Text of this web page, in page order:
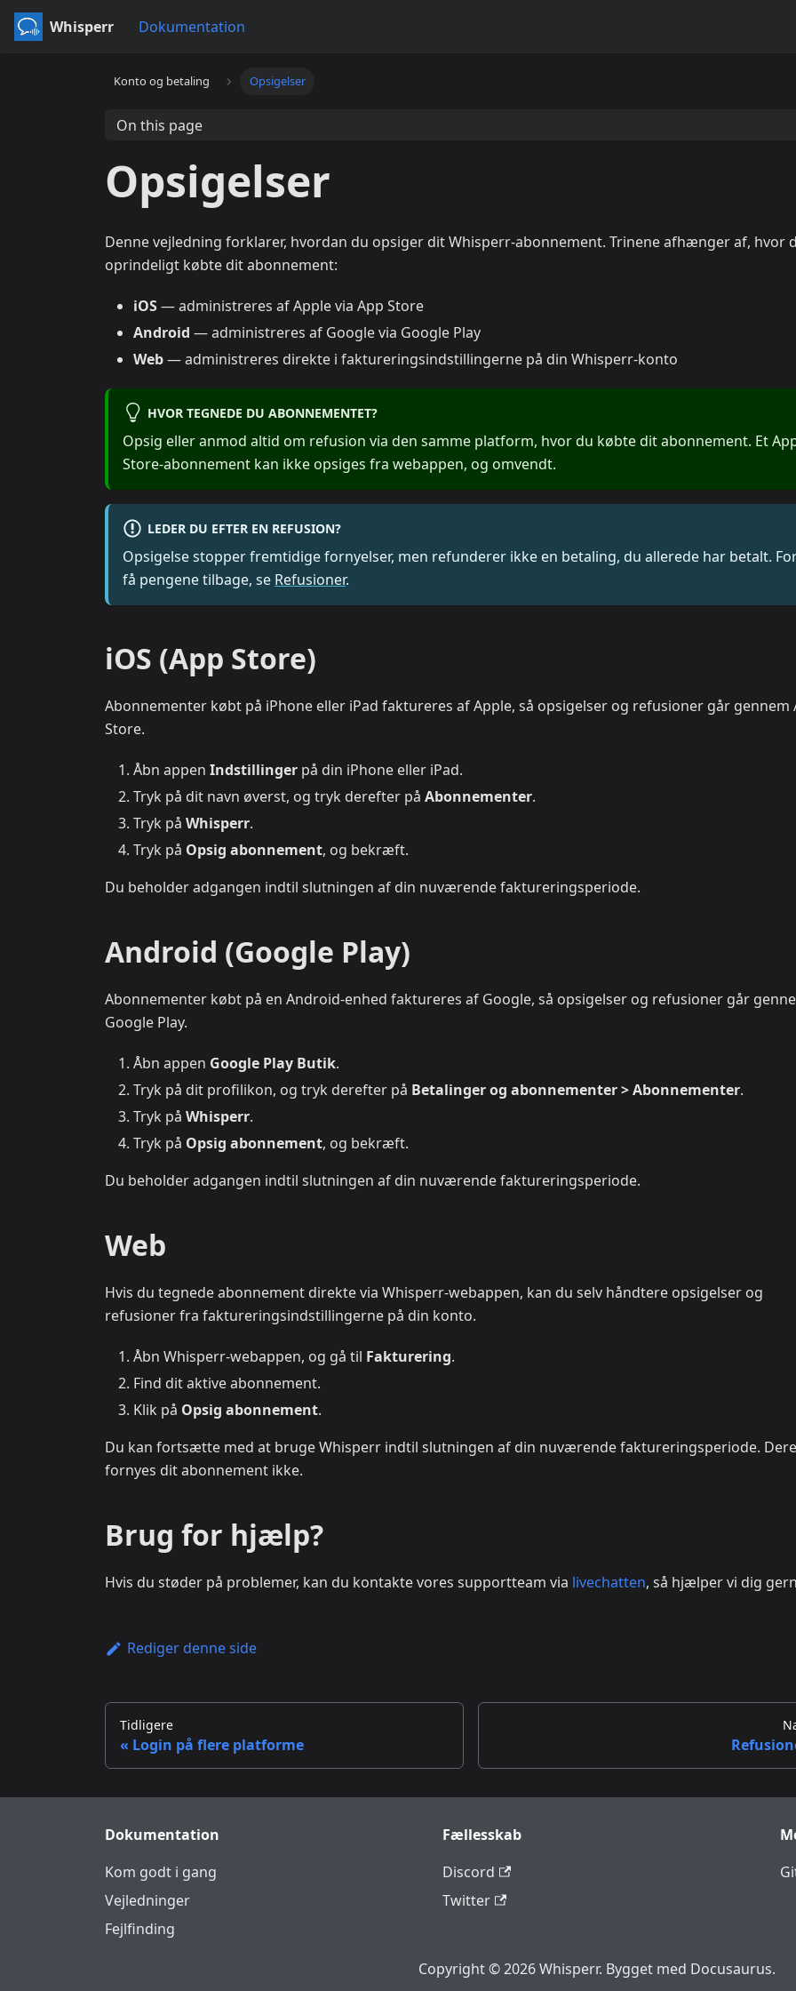
Whisperr Dokumentation
Konto og betaling Opsigelser
On this page
Opsigelser
Denne vejledning forklarer, hvordan du opsiger dit Whisperr-abonnement. Trinene afhænger af, hvor
oprindeligt købte dit abonnement:
iOS— administreres af Apple via App Store
Android — administreres af Google via Google Play
Web— administreres direkte i faktureringsindstillingerne på din Whisperr-konto
HVOR TEGNEDE DU ABONNEMENTET?
Opsig eller anmod altid om refusion via den samme platform, hvor du købte dit abonnement. Et
Store-abonnement kan ikke opsiges fra webappen, og omvendt.
LEDER DU EFTER EN REFUSION?
Opsigelse stopper fremtidige fornyelser, men refunderer ikke en betaling, du allerede har betalt.
få pengene tilbage, se Refusioner.
iOS (App Store)
Abonnementer købt på iPhone eller iPad faktureres af Apple, så opsigelser og refusioner går gennem
Store.
Åbn appen Indstillinger på din iPhone eller iPad.
Tryk på dit navn øverst, og tryk derefter på Abonnementer.
Tryk på Whisperr.
Tryk på Opsig abonnement, og bekræft.
Du beholder adgangen indtil slutningen af din nuværende faktureringsperiode.
Android (Google Play)
Abonnementer købt på en Android-enhed faktureres af Google, så opsigelser og refusioner går
Google Play.
Åbn appen Google Play Butik.
Tryk på dit profilikon, og tryk derefter på Betalinger og abonnementer > Abonnementer.
Tryk på Whisperr.
Tryk på Opsig abonnement, og bekræft.
Du beholder adgangen indtil slutningen af din nuværende faktureringsperiode.
Web
Hvis du tegnede abonnement direkte via Whisperr-webappen, kan du selv håndtere opsigelser og
refusioner fra faktureringsindstillingerne på din konto.
Åbn Whisperr-webappen, og gå til Fakturering.
Find dit aktive abonnement.
Klik på Opsig abonnement.
Du kan fortsætte med at bruge Whisperr indtil slutningen af din nuværende faktureringsperiode.
fornyes dit abonnement ikke.
Brug for hjælp?
Hvis du støder på problemer, kan du kontakte vores supportteam via livechatten, så hjælper vi dig
Rediger denne side
Tidligere
Login på flere platforme
Dokumentation
Kom godt i gang
Vejledninger
Fejlfinding
Fællesskab
Discord
Twitter
Copyright © 2026 Whisperr. Bygget med Docusaurus.